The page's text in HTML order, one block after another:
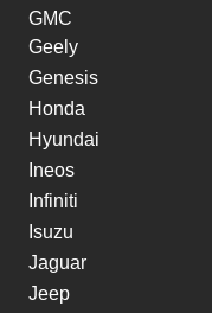
GMC
Geely
Genesis
Honda
Hyundai
Ineos
Infiniti
Isuzu
Jaguar
Jeep